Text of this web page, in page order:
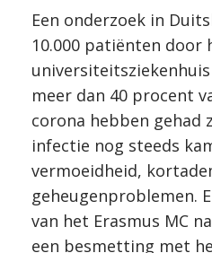
Een onderzoek in
10.000 patiënten door
meer dan 40 procent
corona hebben gehad
infectie nog steeds
vermoeidheid,
geheugenproblemen.
van het Erasmus MC
een besmetting met